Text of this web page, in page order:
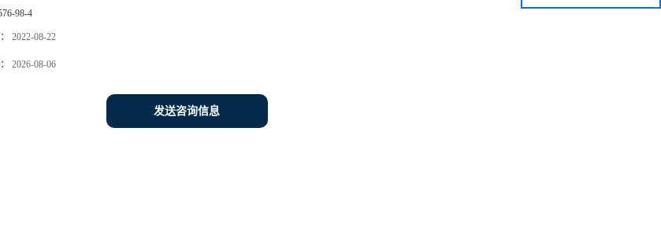
98-4
2022-08-22
2026-08-06
发送咨询信息